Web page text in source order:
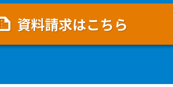
資料請求はこちら